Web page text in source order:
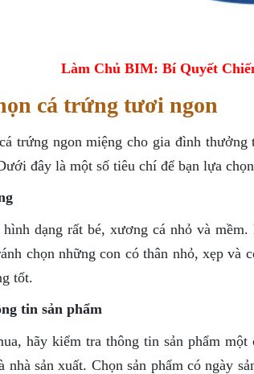
Làm Chủ BIM: Bí Quyết
cá trứng tươi ngon
trứng ngon miệng cho gia đình
đây là một số tiêu chí để bạn lựa
dạng rất bé, xương cá nhỏ và
chọn những con có thân nhỏ, xẹp
tốt.
tin sản phẩm
hãy kiểm tra thông tin sản phẩm một
nhà sản xuất. Chọn sản phẩm có ngày